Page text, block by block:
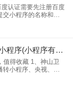
小程序的名称和描
执照，企业为公众
，是必要的。排除
制作一个带收款功能的小程序(小程序有什么创业项目)
1、神山卫
小程序、央视、各
色可以直接切换，